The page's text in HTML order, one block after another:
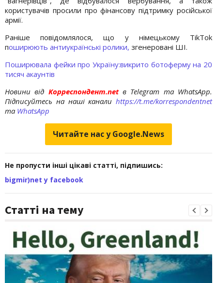
користувачів просили про фінансову підтримку російської
армії.
Раніше повідомлялося, що у німецькому TikTok
поширюють антиукраїнські ролики, згенеровані ШІ.
Поширювала фейки про Україну:викрито ботоферму на 20
тисяч акаунтів
Новини від Корреспондент.netв Telegram та WhatsApp.
Підписуйтесь на наші канали https://t.me/korrespondentnet
та WhatsApp
Читайте нас у Google.News
Не пропусти інші цікаві статті, підпишись:
bigmir)net у facebook
Статті на тему